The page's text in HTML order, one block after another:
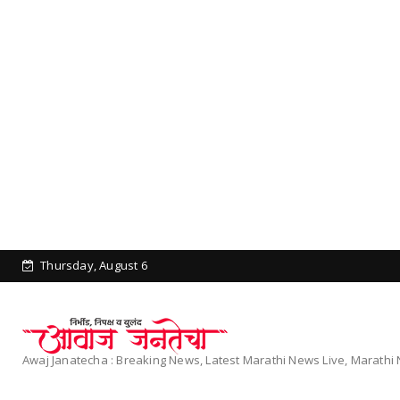
Thursday, August 6
Awaj Janatecha : Breaking News, Latest Marathi News Live, Marathi